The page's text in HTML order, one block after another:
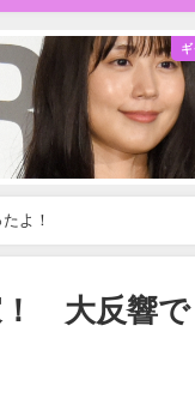
ギ
よ！
！ 大反響で